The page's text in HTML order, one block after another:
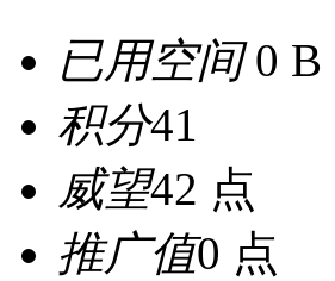
已用空间0 B
积分41
威望42 点
推广值0 点